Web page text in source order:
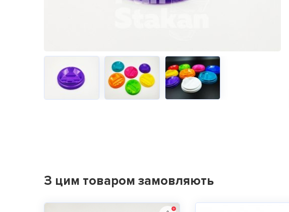
З цим товаром замовляють